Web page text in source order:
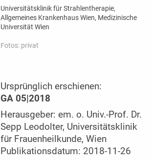
Universitätsklinik für Strahlentherapie,
Allgemeines Krankenhaus Wien, Medizinische
Universität Wien
Fotos: privat
Ursprünglich erschienen:
GA 05|2018
Herausgeber: em. o. Univ.-Prof. Dr.
Sepp Leodolter, Universitätsklinik
für Frauenheilkunde, Wien
Publikationsdatum: 2018-11-26